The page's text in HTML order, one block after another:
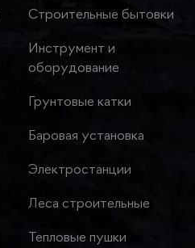
Строительные бытовки
Инструмент и
оборудование
Грунтовые катки
Баровая установка
Электростанции
Леса строительные
Тепловые пушки